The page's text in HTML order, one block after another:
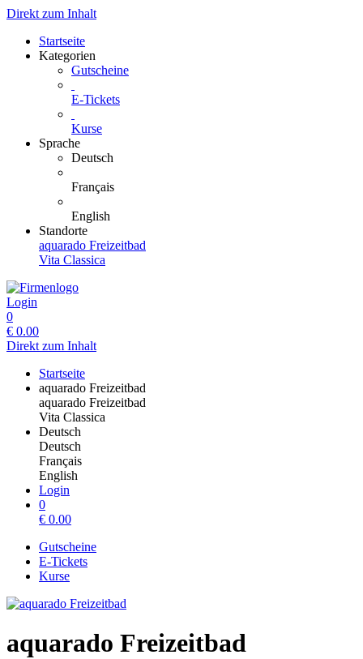
Direkt zum Inhalt
Startseite
Kategorien
Gutscheine
E-Tickets
Kurse
Sprache
Deutsch
Français
English
Standorte
aquarado Freizeitbad
Vita Classica
Login
0
€ 0.00
Direkt zum Inhalt
Startseite
aquarado Freizeitbad
aquarado Freizeitbad
Vita Classica
Deutsch
Deutsch
Français
English
Login
0
€ 0.00
Gutscheine
E-Tickets
Kurse
aquarado Freizeitbad